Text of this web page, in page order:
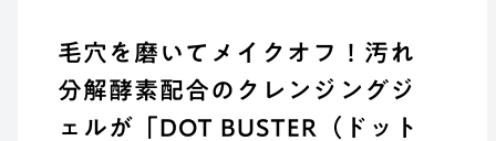
毛穴を磨いてメイクオフ！汚れ
分解酵素配合のクレンジングジ
ェルが「DOT BUSTER（ドット